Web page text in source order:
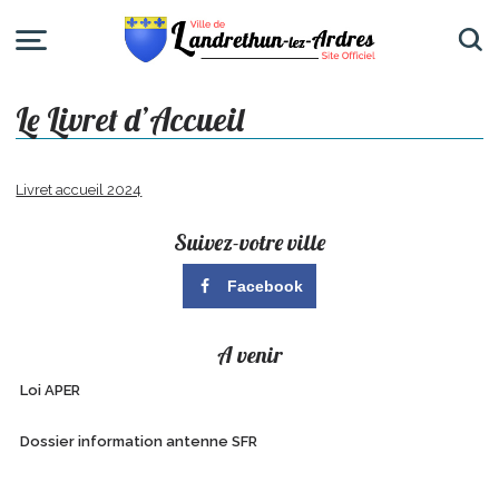
Le Livret d’Accueil
Livret accueil 2024
Suivez-votre ville
Facebook
A venir
Loi APER
Dossier information antenne SFR